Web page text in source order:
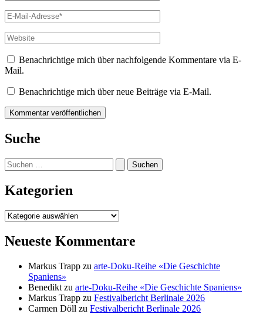
E-
Mail-
Adresse*
Website
Benachrichtige mich über nachfolgende Kommentare via E-
Mail.
Benachrichtige mich über neue Beiträge via E-Mail.
Suche
Suchen
nach:
Kategorien
Kategorien
Neueste Kommentare
Markus Trapp zu arte-Doku-Reihe «Die Geschichte
Spaniens»
Benedikt zu arte-Doku-Reihe «Die Geschichte Spaniens»
Markus Trapp zu Festivalbericht Berlinale 2026
Carmen Döll zu Festivalbericht Berlinale 2026